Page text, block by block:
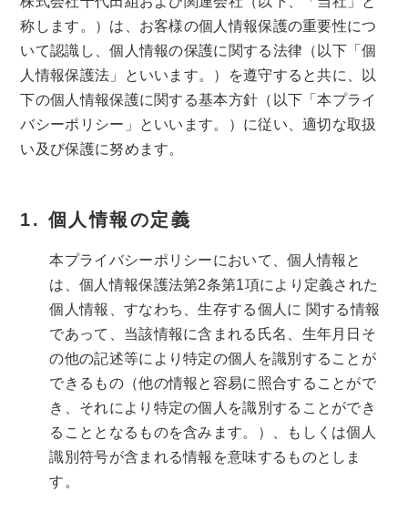
称します。）は、お客様の個人情報保護の重要性につ
いて認識し、個人情報の保護に関する法律（以下「個
人情報保護法」といいます。）を遵守すると共に、以
下の個人情報保護に関する基本方針（以下「本プライ
バシーポリシー」といいます。）に従い、適切な取扱
い及び保護に努めます。
個人情報の定義
本プライバシーポリシーにおいて、個人情報と
は、個人情報保護法第2条第1項により定義された
個人情報、すなわち、生存する個人に 関する情報
であって、当該情報に含まれる氏名、生年月日そ
の他の記述等により特定の個人を識別することが
できるもの（他の情報と容易に照合することがで
き、それにより特定の個人を識別することができ
ることとなるものを含みます。）、もしくは個人
識別符号が含まれる情報を意味するものとしま
す。